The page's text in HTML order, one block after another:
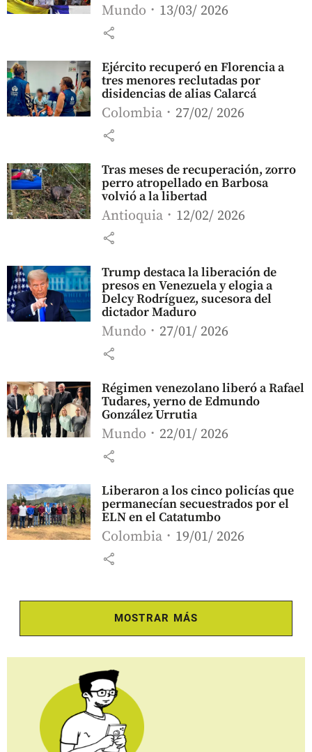
Mundo 13/03/ 2026
share
Ejército recuperó en Florencia a
tres menores reclutadas por
disidencias de alias Calarcá
Colombia 27/02/ 2026
share
Tras meses de recuperación, zorro
perro atropellado en Barbosa
volvió a la libertad
Antioquia 12/02/ 2026
share
Trump destaca la liberación de
presos en Venezuela y elogia a
Delcy Rodríguez, sucesora del
dictador Maduro
Mundo 27/01/ 2026
share
Régimen venezolano liberó a Rafael
Tudares, yerno de Edmundo
González Urrutia
Mundo 22/01/ 2026
share
Liberaron a los cinco policías que
permanecían secuestrados por el
ELN en el Catatumbo
Colombia 19/01/ 2026
share
MOSTRAR MÁS